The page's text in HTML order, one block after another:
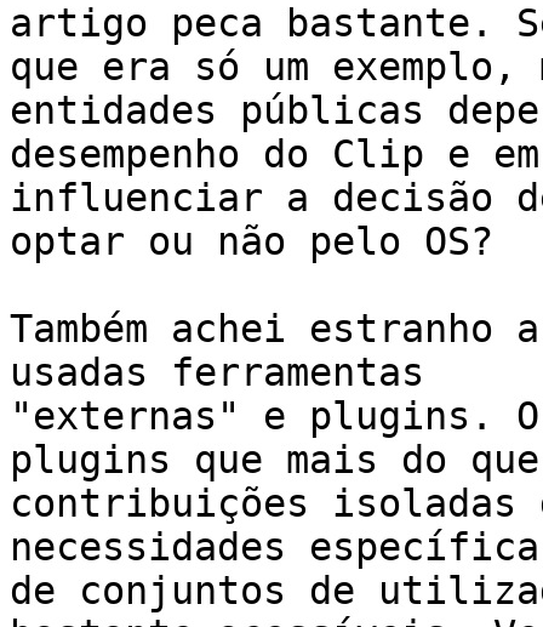
artigo peca bastante.
que era só um
entidades públicas
desempenho do Clip e
influenciar a decisão
optar ou não pelo OS?
Também achei estranho
usadas ferramentas
"externas" e plugins. O
plugins que mais do que
contribuições isoladas
necessidades
de conjuntos de